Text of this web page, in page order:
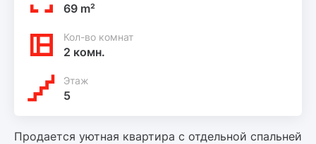
69 m²
Кол-во комнат
2 комн.
Этаж
5
Продается уютная квартира с отдельной спальней